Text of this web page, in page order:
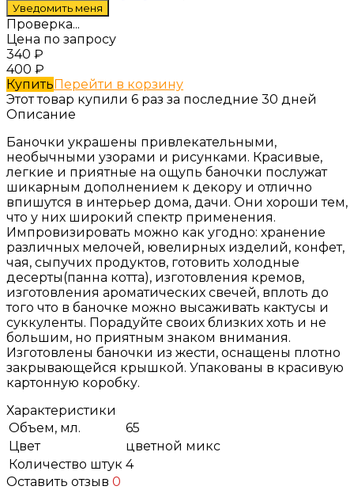
Проверка...
Цена по запросу
340 ₽
400 ₽
КупитьПерейти в корзину
Этот товар купили 6 раз за последние 30 дней
Описание
Баночки украшены привлекательными,
необычными узорами и рисунками. Красивые,
легкие и приятные на ощупь баночки послужат
шикарным дополнением к декору и отлично
впишутся в интерьер дома, дачи. Они хороши тем,
что у них широкий спектр применения.
Импровизировать можно как угодно: хранение
различных мелочей, ювелирных изделий, конфет,
чая, сыпучих продуктов, готовить холодные
десерты(панна котта), изготовления кремов,
изготовления ароматических свечей, вплоть до
того что в баночке можно высаживать кактусы и
суккуленты. Порадуйте своих близких хоть и не
большим, но приятным знаком внимания.
Изготовлены баночки из жести, оснащены плотно
закрывающейся крышкой. Упакованы в красивую
картонную коробку.
Характеристики
Объем, мл.
65
Цвет
цветной микс
Количество штук 4
Оставить отзыв 0